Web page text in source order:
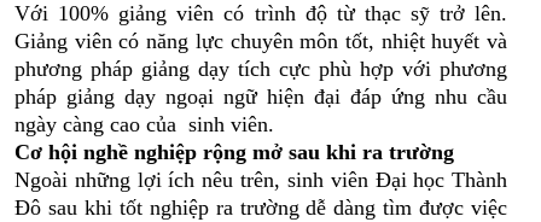
Với 100% giảng viên có trình độ từ thạc sỹ trở lên.
Giảng viên có năng lực chuyên môn tốt, nhiệt huyết và
phương pháp giảng dạy tích cực phù hợp với phương
pháp giảng dạy ngoại ngữ hiện đại đáp ứng nhu cầu
ngày càng cao của sinh viên.
Cơ hội nghề nghiệp rộng mở sau khi ra trường
Ngoài những lợi ích nêu trên, sinh viên Đại học Thành
Đô sau khi tốt nghiệp ra trường dễ dàng tìm được việc